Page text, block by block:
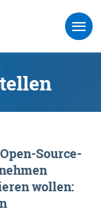
Source-
wollen: